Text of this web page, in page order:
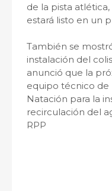
de la pista
estará listo en un
También se
instalación del
anunció que la
equipo técnico de
Natación para la
recirculación del
RPP